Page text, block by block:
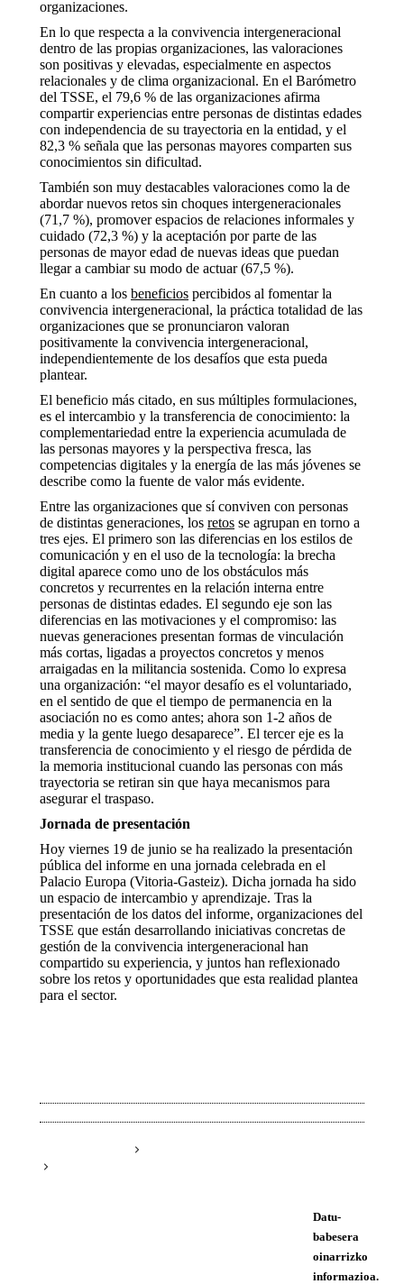
organizaciones.
En lo que respecta a la convivencia intergeneracional
dentro de las propias organizaciones, las valoraciones
son positivas y elevadas, especialmente en aspectos
relacionales y de clima organizacional. En el Barómetro
del TSSE, el 79,6 % de las organizaciones afirma
compartir experiencias entre personas de distintas edades
con independencia de su trayectoria en la entidad, y el
82,3 % señala que las personas mayores comparten sus
conocimientos sin dificultad.
También son muy destacables valoraciones como la de
abordar nuevos retos sin choques intergeneracionales
(71,7 %), promover espacios de relaciones informales y
cuidado (72,3 %) y la aceptación por parte de las
personas de mayor edad de nuevas ideas que puedan
llegar a cambiar su modo de actuar (67,5 %).
En cuanto a los beneficios percibidos al fomentar la
convivencia intergeneracional, la práctica totalidad de las
organizaciones que se pronunciaron valoran
positivamente la convivencia intergeneracional,
independientemente de los desafíos que esta pueda
plantear.
El beneficio más citado, en sus múltiples formulaciones,
es el intercambio y la transferencia de conocimiento: la
complementariedad entre la experiencia acumulada de
las personas mayores y la perspectiva fresca, las
competencias digitales y la energía de las más jóvenes se
describe como la fuente de valor más evidente.
Entre las organizaciones que sí conviven con personas
de distintas generaciones, los retos se agrupan en torno a
tres ejes. El primero son las diferencias en los estilos de
comunicación y en el uso de la tecnología: la brecha
digital aparece como uno de los obstáculos más
concretos y recurrentes en la relación interna entre
personas de distintas edades. El segundo eje son las
diferencias en las motivaciones y el compromiso: las
nuevas generaciones presentan formas de vinculación
más cortas, ligadas a proyectos concretos y menos
arraigadas en la militancia sostenida. Como lo expresa
una organización: “el mayor desafío es el voluntariado,
en el sentido de que el tiempo de permanencia en la
asociación no es como antes; ahora son 1-2 años de
media y la gente luego desaparece”. El tercer eje es la
transferencia de conocimiento y el riesgo de pérdida de
la memoria institucional cuando las personas con más
trayectoria se retiran sin que haya mecanismos para
asegurar el traspaso.
Jornada de presentación
Hoy viernes 19 de junio se ha realizado la presentación
pública del informe en una jornada celebrada en el
Palacio Europa (Vitoria-Gasteiz). Dicha jornada ha sido
un espacio de intercambio y aprendizaje. Tras la
presentación de los datos del informe, organizaciones del
TSSE que están desarrollando iniciativas concretas de
gestión de la convivencia intergeneracional han
compartido su experiencia, y juntos han reflexionado
sobre los retos y oportunidades que esta realidad plantea
para el sector.
Datu-
babesera
oinarrizko
informazioa.